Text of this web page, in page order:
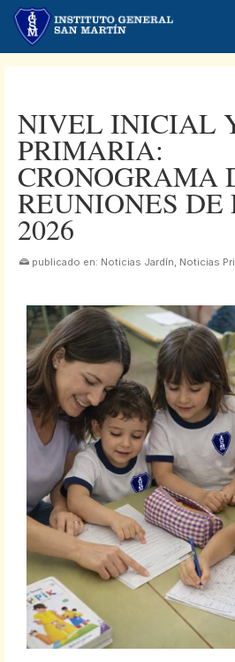
NIVEL INICIAL
PRIMARIA:
CRONOGRAMA
REUNIONES
2026
publicado en: Noticias Jardín, Noticias